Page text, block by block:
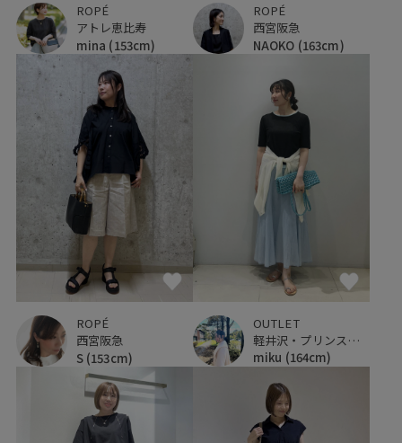
ROPÉ
アトレ恵比寿
mina (153cm)
ROPÉ
西宮阪急
NAOKO (163cm)
ROPÉ
西宮阪急
S (153cm)
OUTLET
軽井沢・プリンスショッピングプラザ
miku (164cm)